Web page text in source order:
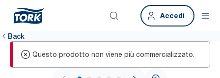
Accedi
Back
Questo prodotto non viene più commercializzato.